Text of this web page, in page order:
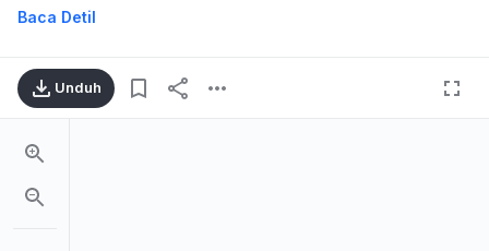
Baca Detil
Unduh